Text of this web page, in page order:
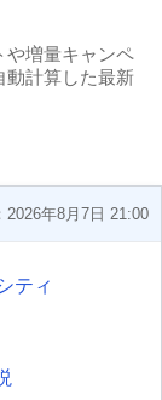
や増量キャンペ
動計算した最新
2026年8月7日 21:00
ティ